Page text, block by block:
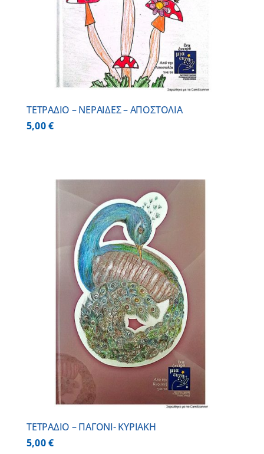
ΤΕΤΡΑΔΙΟ – ΝΕΡΑΙΔΕΣ – ΑΠΟΣΤΟΛΙΑ
5,00€
ΤΕΤΡΑΔΙΟ – ΠΑΓΟΝΙ- ΚΥΡΙΑΚΗ
5,00€